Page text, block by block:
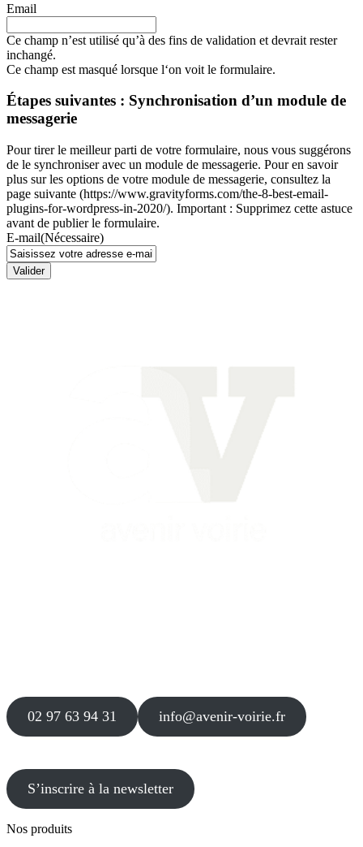
Email
Ce champ n’est utilisé qu’à des fins de validation et devrait rester
inchangé.
Ce champ est masqué lorsque l‘on voit le formulaire.
Étapes suivantes : Synchronisation d’un module de
messagerie
Pour tirer le meilleur parti de votre formulaire, nous vous suggérons
de le synchroniser avec un module de messagerie. Pour en savoir
plus sur les options de votre module de messagerie, consultez la
page suivante (https://www.gravityforms.com/the-8-best-email-
plugins-for-wordpress-in-2020/). Important : Supprimez cette astuce
avant de publier le formulaire.
E-mail(Nécessaire)
Valider
02 97 63 94 31 info@avenir-voirie.fr
S’inscrire à la newsletter
Nos produits